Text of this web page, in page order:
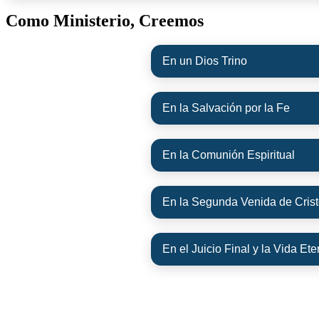
Como Ministerio, Creemos
En un Dios Trino
En la Salvación por la Fe
En la Comunión Espiritual
En la Segunda Venida de
En el Juicio Final y la Vida